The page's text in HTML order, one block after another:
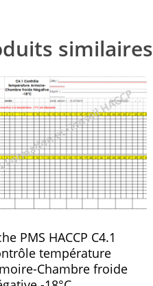
similaires
PMS HACCP C4.1
température
Chambre froide